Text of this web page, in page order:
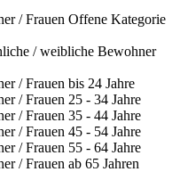
/ Frauen Offene Kategorie
/ weibliche Bewohner
/ Frauen bis 24 Jahre
/ Frauen 25 - 34 Jahre
/ Frauen 35 - 44 Jahre
/ Frauen 45 - 54 Jahre
/ Frauen 55 - 64 Jahre
/ Frauen ab 65 Jahren